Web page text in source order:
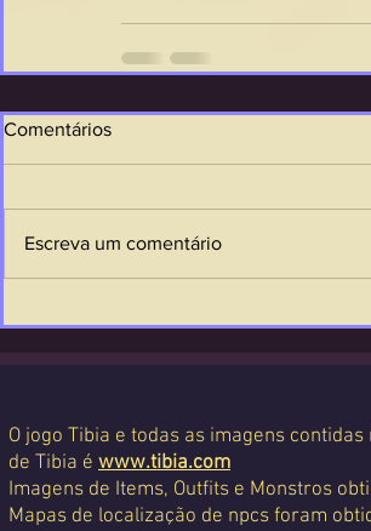
Comentários
Escreva um comentário
O jogo Tibia e todas as imagens
de Tibia é www.tibia.com
Imagens de Items, Outfits e Monstros
Mapas de localização de npcs foram